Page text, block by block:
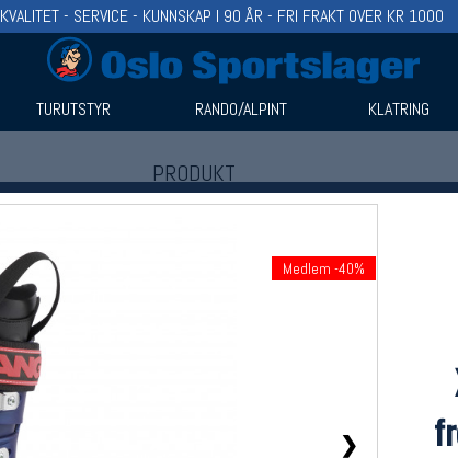
❯
Medlem -40%
KVALITET - SERVICE - KUNNSKAP I 90 ÅR - FRI FRAKT OVER KR 1000
TURUTSTYR RANDO/ALPINT KLATRING
PRODUKT
Produkter (1)